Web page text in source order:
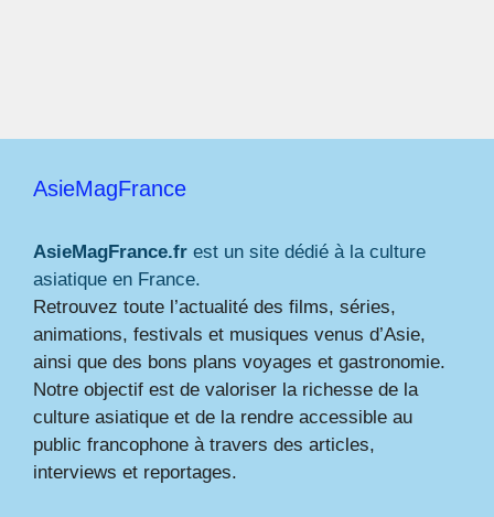
AsieMagFrance
AsieMagFrance.fr est un site dédié à la culture
asiatique en France.
Retrouvez toute l’actualité des films, séries,
animations, festivals et musiques venus d’Asie,
ainsi que des bons plans voyages et gastronomie.
Notre objectif est de valoriser la richesse de la
culture asiatique et de la rendre accessible au
public francophone à travers des articles,
interviews et reportages.